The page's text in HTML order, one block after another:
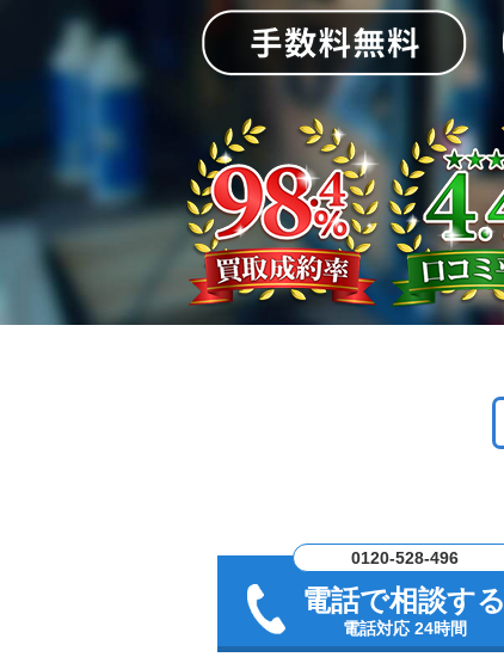
0120-528-496
電話で相談する
電話対応 24時間